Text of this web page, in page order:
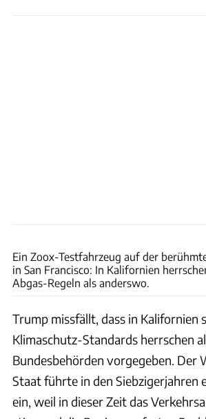
Ein Zoox-Testfahrzeug auf der
in San Francisco: In Kalifornien
Abgas-Regeln als anderswo.
Trump missfällt, dass in Kalifornien
Klimaschutz-Standards herrschen
Bundesbehörden vorgegeben. Der
Staat führte in den Siebzigerjahren
ein, weil in dieser Zeit das